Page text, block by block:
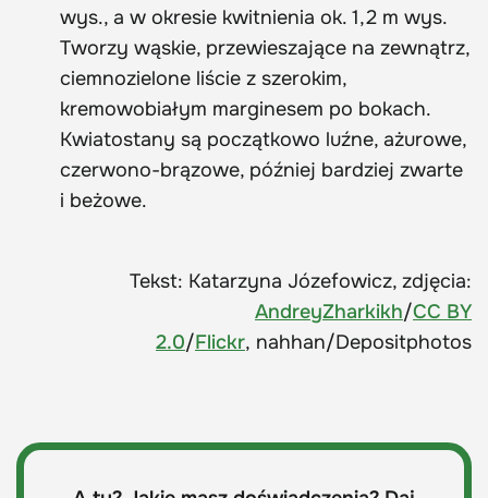
wys., a w okresie kwitnienia ok. 1,2 m wys.
Tworzy wąskie, przewieszające na zewnątrz,
ciemnozielone liście z szerokim,
kremowobiałym marginesem po bokach.
Kwiatostany są początkowo luźne, ażurowe,
czerwono-brązowe, później bardziej zwarte
i beżowe.
Tekst: Katarzyna Józefowicz, zdjęcia:
AndreyZharkikh/CC BY
2.0/Flickr, nahhan/Depositphotos